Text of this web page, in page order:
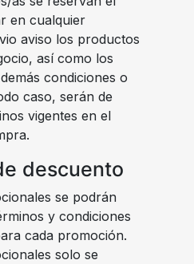
en cualquier
aviso los productos
así como los
condiciones o
caso, serán de
vigentes en el
descuento
se podrán
y condiciones
cada promoción.
solo se